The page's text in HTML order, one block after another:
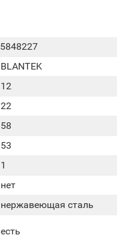
5848227
BLANTEK
12
22
58
53
1
нет
нержавеющая сталь
есть